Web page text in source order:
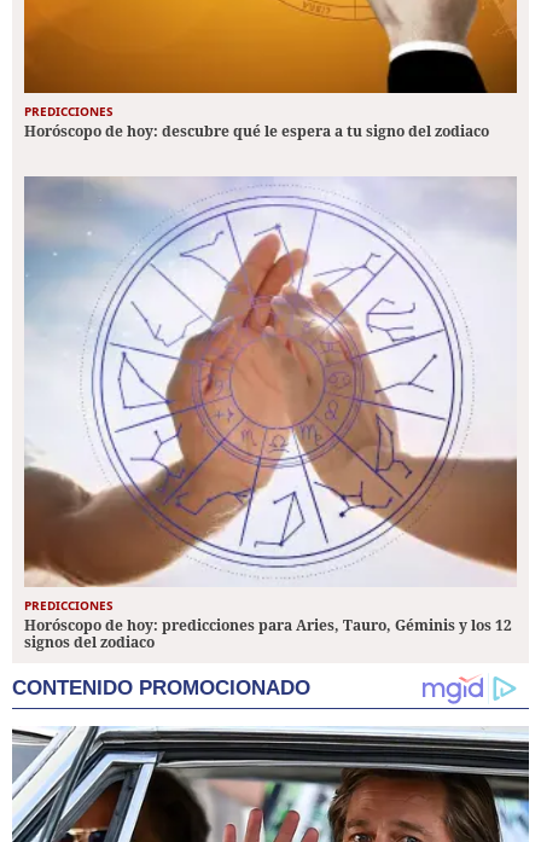
PREDICCIONES
Horóscopo de hoy: descubre qué le espera a tu signo del zodiaco
PREDICCIONES
Horóscopo de hoy: predicciones para Aries, Tauro, Géminis y los 12
signos del zodiaco
CONTENIDO PROMOCIONADO